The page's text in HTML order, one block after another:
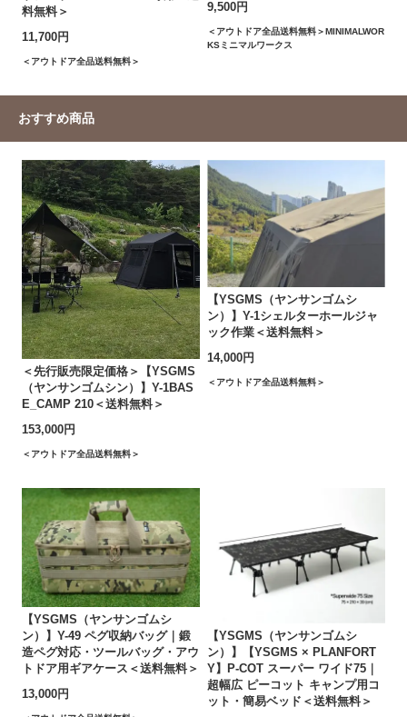
料無料＞
11,700円
＜アウトドア全品送料無料＞
9,500円
＜アウトドア全品送料無料＞MINIMALWOR
KSミニマルワークス
おすすめ商品
＜先行販売限定価格＞【YSGMS
（ヤンサンゴムシン）】Y-1BAS
E_CAMP 210＜送料無料＞
153,000円
＜アウトドア全品送料無料＞
【YSGMS（ヤンサンゴムシ
ン）】Y-1シェルターホールジャ
ック作業＜送料無料＞
14,000円
＜アウトドア全品送料無料＞
【YSGMS（ヤンサンゴムシ
ン）】Y-49 ペグ収納バッグ｜鍛
造ペグ対応・ツールバッグ・アウ
トドア用ギアケース＜送料無料＞
13,000円
【YSGMS（ヤンサンゴムシ
ン）】【YSGMS × PLANFORT
Y】P-COT スーパー ワイド75｜
超幅広 ピーコット キャンプ用コ
ット・簡易ベッド＜送料無料＞